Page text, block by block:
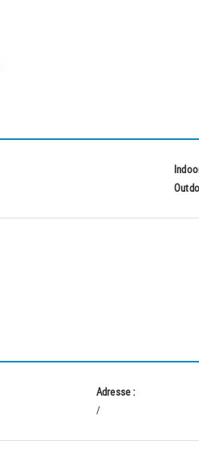
Adresse :
/